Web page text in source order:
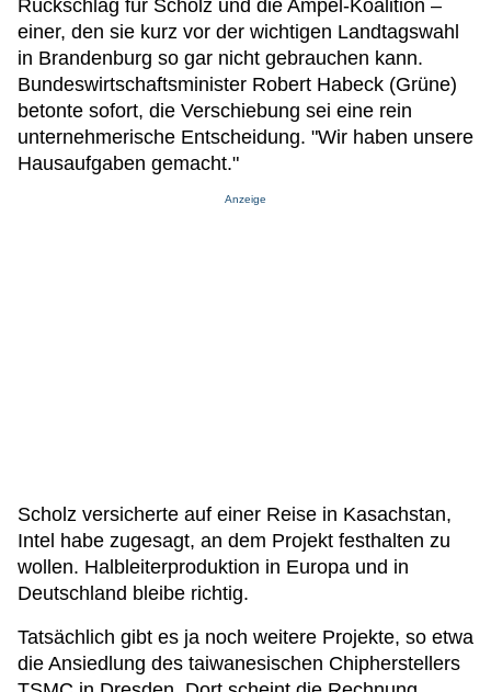
Rückschlag für Scholz und die Ampel-Koalition –
einer, den sie kurz vor der wichtigen Landtagswahl
in Brandenburg so gar nicht gebrauchen kann.
Bundeswirtschaftsminister Robert Habeck (Grüne)
betonte sofort, die Verschiebung sei eine rein
unternehmerische Entscheidung. "Wir haben unsere
Hausaufgaben gemacht."
Anzeige
Scholz versicherte auf einer Reise in Kasachstan,
Intel habe zugesagt, an dem Projekt festhalten zu
wollen. Halbleiterproduktion in Europa und in
Deutschland bleibe richtig.
Tatsächlich gibt es ja noch weitere Projekte, so etwa
die Ansiedlung des taiwanesischen Chipherstellers